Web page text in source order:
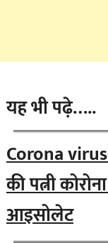
यह भी पढ़े…..
Corona
की पत्नी
आइसोलेट